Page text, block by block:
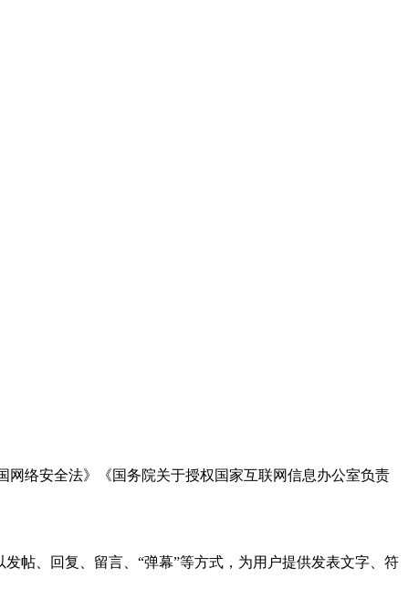
络安全法》《国务院关于授权国家互联网信息办公室负责
帖、回复、留言、“弹幕”等方式，为用户提供发表文字、符